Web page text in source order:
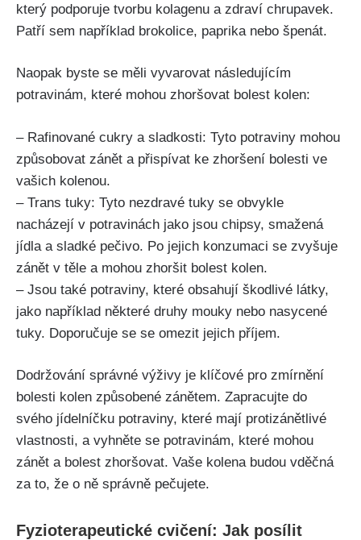
který podporuje tvorbu kolagenu a zdraví chrupavek.
Patří sem ​například brokolice, paprika⁢ nebo špenát.
Naopak byste se měli⁢ vyvarovat následujícím
potravinám, které mohou ⁣zhoršovat bolest kolen:
– Rafinované cukry a sladkosti: Tyto potraviny mohou⁣
způsobovat zánět a‌ přispívat ke zhoršení bolesti‍ ve
vašich kolenou.
– Trans tuky:‍ Tyto nezdravé tuky se obvykle‍
nacházejí v potravinách jako jsou⁣ chipsy, smažená‍
jídla a⁢ sladké pečivo. Po jejich konzumaci se zvyšuje
zánět v těle a‍ mohou zhoršit ⁢bolest​ kolen.
– Jsou také potraviny, které obsahují škodlivé látky,
⁤jako například některé druhy mouky ⁣nebo nasycené
tuky.​ Doporučuje se se omezit jejich příjem.
Dodržování správné výživy je klíčové pro ‌zmírnění‌
bolesti kolen způsobené zánětem. Zapracujte do
svého jídelníčku potraviny,⁣ které mají protizánětlivé‍
vlastnosti, a vyhněte se‌ potravinám, které mohou
zánět a bolest zhoršovat. Vaše kolena budou vděčná
za to, že o ně správně pečujete.
Fyzioterapeutické cvičení: Jak posílit